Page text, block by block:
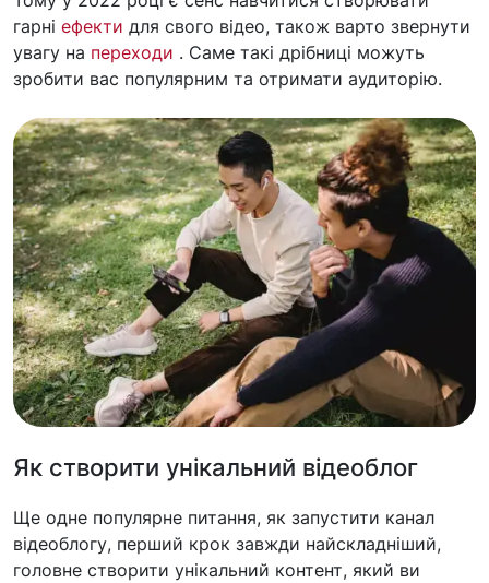
гарні ефекти для свого відео, також варто звернути
увагу на переходи . Саме такі дрібниці можуть
зробити вас популярним та отримати аудиторію.
Як створити унікальний відеоблог
Ще одне популярне питання, як запустити канал
відеоблогу, перший крок завжди найскладніший,
головне створити унікальний контент, який ви